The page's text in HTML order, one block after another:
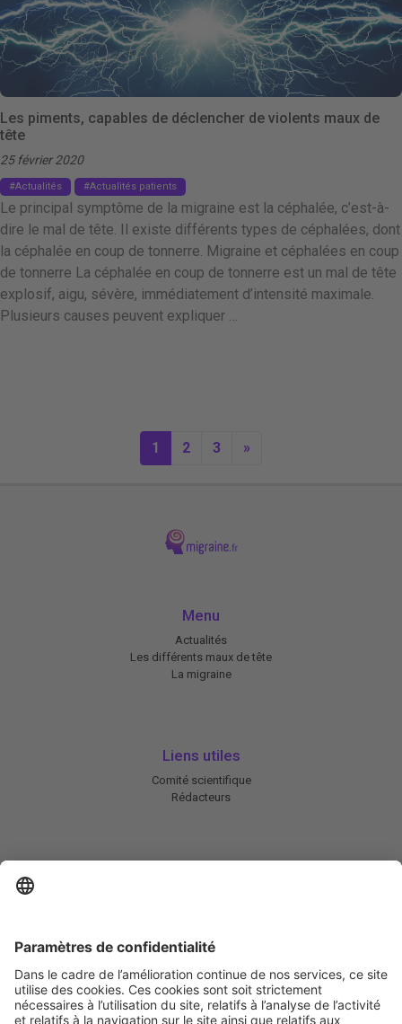
Les piments, capables de déclencher de violents maux de
tête
25 février 2020
Actualités Actualités patients
Le principal symptôme de la migraine est la céphalée, c’est-à-
dire le mal de tête. Il existe différents types de céphalées, dont
la céphalée en coup de tonnerre. Migraine et céphalées en coup
de tonnerre La céphalée en coup de tonnerre est un mal de tête
explosif, aigu, sévère, immédiatement d’intensité maximale.
Plusieurs causes peuvent expliquer …
1 2 3 »
Menu
Actualités
Les différents maux de tête
La migraine
Liens utiles
Comité scientifique
Rédacteurs
Abonnez-vous à notre newsletter